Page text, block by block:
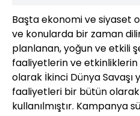
Başta ekonomi ve siyaset
ve konularda bir zaman
planlanan, yoğun ve etkili
faaliyetlerin ve etkinliklerin
olarak İkinci Dünya Savaşı
faaliyetleri bir bütün
kullanılmıştır. Kampanya